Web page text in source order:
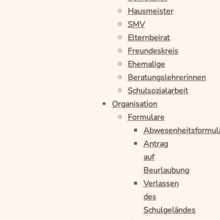
Hausmeister
SMV
Elternbeirat
Freundeskreis
Ehemalige
Beratungslehrerinnen
Schulsozialarbeit
Organisation
Formulare
Antrag
auf
Beurlaubung
Verlassen
des
Schulgeländes